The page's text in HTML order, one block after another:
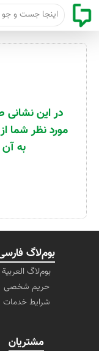
در این
مورد نظر شما
به
بوم‌لاگ
بوم‌لاگ العربیة
حریم شخصی
شرایط خدمات
مشتریان